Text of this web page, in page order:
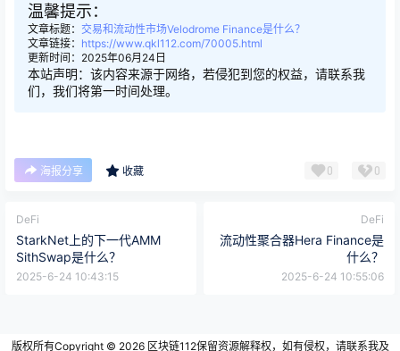
温馨提示：
文章标题： 交易和流动性市场Velodrome Finance是什么？
文章链接： https://www.qkl112.com/70005.html
更新时间：2025年06月24日
本站声明：该内容来源于网络，若侵犯到您的权益，请联系我
们，我们将第一时间处理。
海报分享 收藏 0 0
DeFi
StarkNet上的下一代AMM
SithSwap是什么？
2025-6-24 10:43:15
DeFi
流动性聚合器Hera Finance是
什么？
2025-6-24 10:55:06
版权所有Copyright © 2026区块链112保留资源解释权，如有侵权，请联系我及